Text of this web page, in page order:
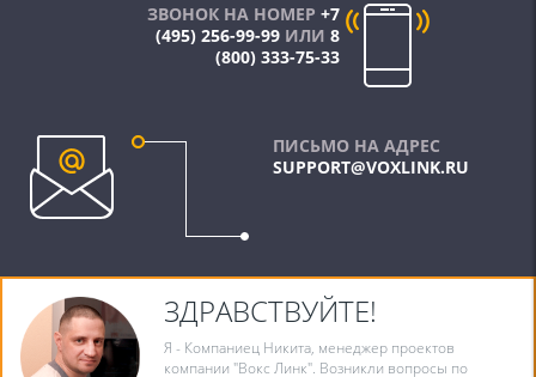
ЗВОНОК НА НОМЕР +7
(495) 256-99-99 ИЛИ 8
(800) 333-75-33
ПИСЬМО НА АДРЕС
SUPPORT@VOXLINK.RU
ЗДРАВСТВУЙТЕ!
Я - Компаниец Никита, менеджер проектов
компании "Вокс Линк". Возникли вопросы по